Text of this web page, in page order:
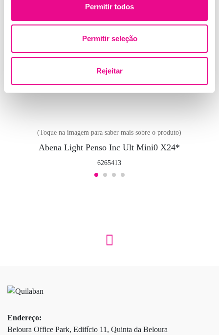
Permitir todos
Permitir seleção
Rejeitar
(Toque na imagem para saber mais sobre o produto)
Abena Light Penso Inc Ult Mini0 X24*
6265413
Endereço:
Beloura Office Park, Edifício 11, Quinta da Beloura